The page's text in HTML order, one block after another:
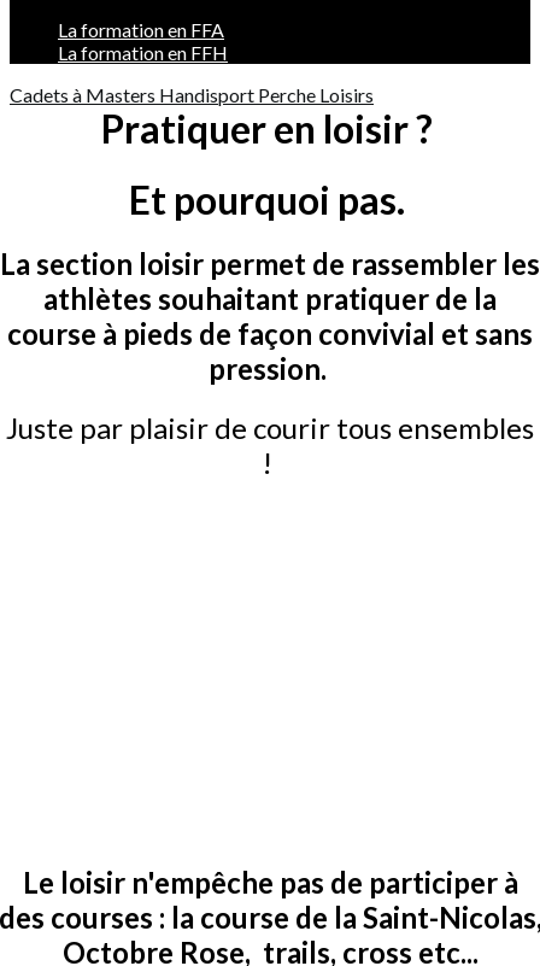
La formation en FFA
La formation en FFH
Cadets à Masters Handisport Perche Loisirs
Pratiquer en loisir ?
Et pourquoi pas.
La section loisir permet de rassembler les
athlètes souhaitant pratiquer de la
course à pieds de façon convivial et sans
pression.
Juste par plaisir de courir tous ensembles
!
Le loisir n'empêche pas de participer à
courses : la course de la Saint-
Octobre Rose, trails, cross etc...